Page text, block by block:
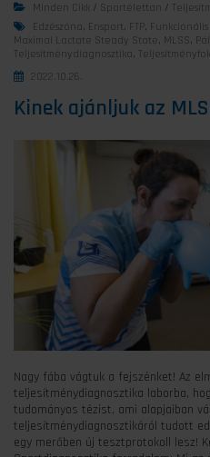
Minden Cikk / Sportélettan /
Edzészóna, Ensport , FTP , Funkcionális
Maximal Lactate Steady State , MLSS,
Teljesítménydiagnosztika,
2022.10.26.
Kinek ajánljuk az
Nagy fába vágtuk a fejszénket! Az
teljesítménydiagnosztika laborba,
tudományos tézist, ami alapjaiban
teljesítménydiagnosztikáról tudott
egy merőben új tesztprotokoll lesz!